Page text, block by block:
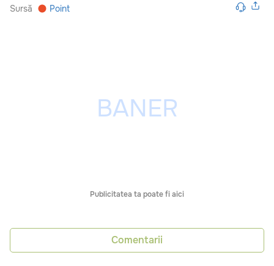
Sursă Point
Publicitatea ta poate fi aici
Comentarii